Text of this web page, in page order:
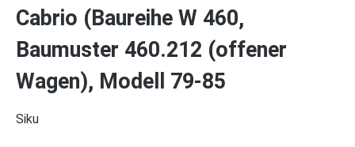
Cabrio (Baureihe W 460,
Baumuster 460.212 (offener
Wagen), Modell 79-85
Siku